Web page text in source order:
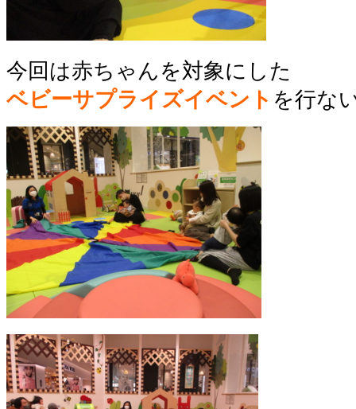
今回は赤ちゃんを対象にした
ベビーサプライズイベント を行な